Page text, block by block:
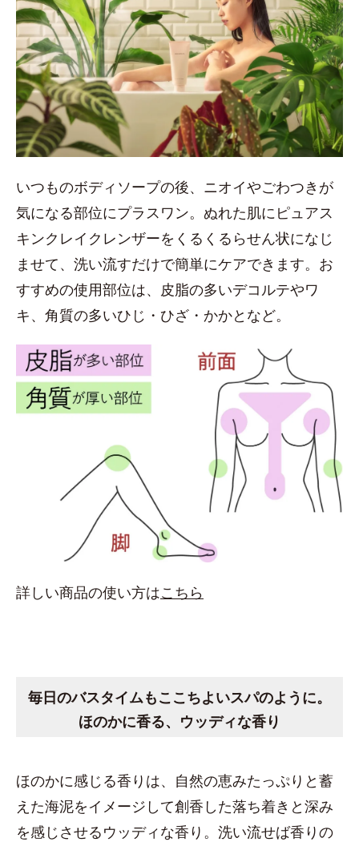
いつものボディソープの後、ニオイやごわつきが
気になる部位にプラスワン。ぬれた肌にピュアス
キンクレイクレンザーをくるくるらせん状になじ
ませて、洗い流すだけで簡単にケアできます。お
すすめの使用部位は、皮脂の多いデコルテやワ
キ、角質の多いひじ・ひざ・かかとなど。
詳しい商品の使い方はこちら
毎日のバスタイムもここちよいスパのように。
ほのかに香る、ウッディな香り
ほのかに感じる香りは、自然の恵みたっぷりと蓄
えた海泥をイメージして創香した落ち着きと深み
を感じさせるウッディな香り。洗い流せば香りの